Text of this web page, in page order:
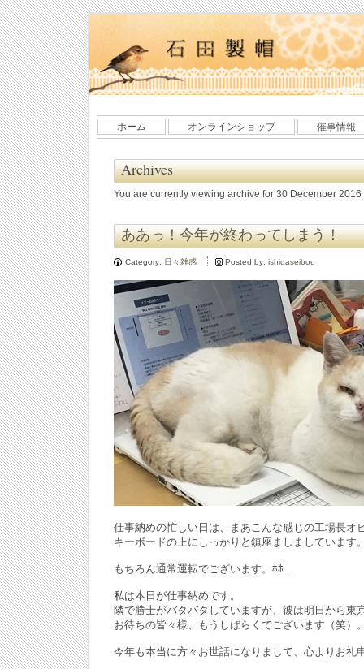
ホーム オンラインショップ 催事情報
Archives
You are currently viewing archive for 30 December 2016
ああっ！今年が終わってしまう！
Category: 日々雑感 Posted by: ishidaseibou
仕事納めの忙しい日は、まあこんな感じの工場長オ
キーボードの上にしっかりと鎮座ましましています
もちろん通常運転でございます。ﾎﾎ…
私は本日が仕事納めです。
隣で勝士がバタバタしていますが、彼は明日から東
お待ちの皆々様、もうしばらくでございます（笑）
今年も本当に方々お世話になりまして、心よりお礼